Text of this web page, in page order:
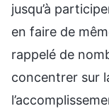
jusqu’à
en faire de
rappelé de
concentrer sur